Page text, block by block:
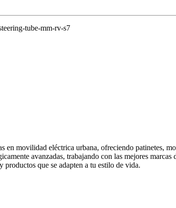
tube-mm-rv-s7
en movilidad eléctrica urbana, ofreciendo patinetes,
avanzadas, trabajando con las mejores
productos que se adapten a tu estilo de vida.